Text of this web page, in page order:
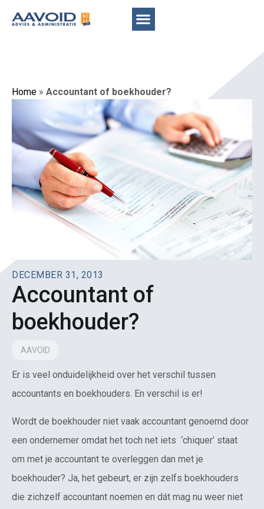
Home » Accountant of boekhouder?
DECEMBER 31, 2013
Accountant of
boekhouder?
AAVOID
Er is veel onduidelijkheid over het verschil tussen
accountants en boekhouders. En verschil is er!
Wordt de boekhouder niet vaak accountant genoemd door
een ondernemer omdat het toch net iets ‘chiquer’ staat
om met je accountant te overleggen dan met je
boekhouder? Ja, het gebeurt, er zijn zelfs boekhouders
die zichzelf accountant noemen en dát mag nu weer niet